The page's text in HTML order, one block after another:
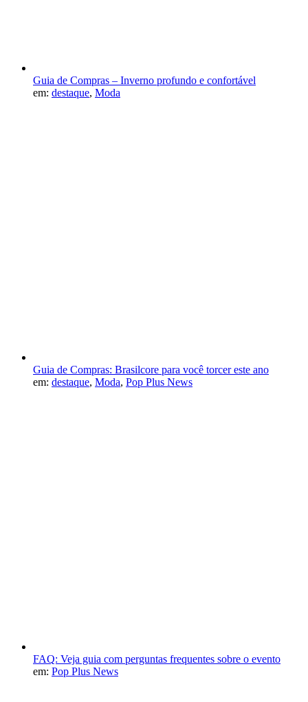
Guia de Compras – Inverno profundo e confortável
em: destaque, Moda
Guia de Compras: Brasilcore para você torcer este ano
em: destaque, Moda, Pop Plus News
FAQ: Veja guia com perguntas frequentes sobre o evento
em: Pop Plus News